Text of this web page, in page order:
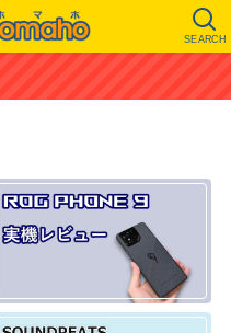
SEARCH